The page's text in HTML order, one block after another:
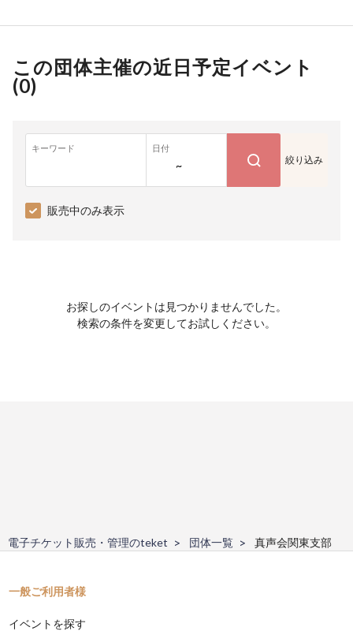
この団体主催の近日予定イベント
(0)
キーワード 日付
~ 絞り込み
販売中のみ表示
お探しのイベントは見つかりませんでした。
検索の条件を変更してお試しください。
電子チケット販売・管理のteket 団体一覧 真声会関東支部
一般ご利用者様
イベントを探す